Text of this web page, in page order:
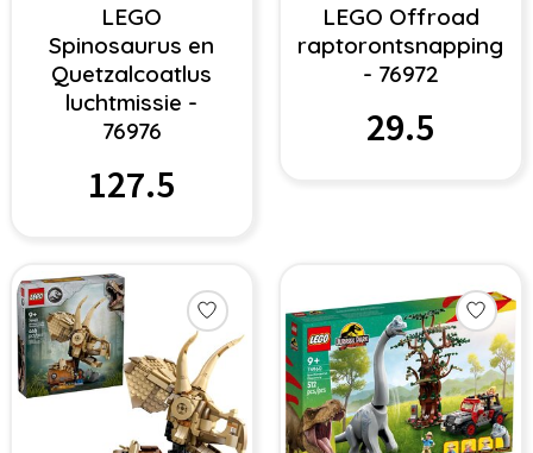
LEGO
Spinosaurus en
Quetzalcoatlus
luchtmissie -
76976
127.5
LEGO Offroad
raptorontsnapping
- 76972
29.5